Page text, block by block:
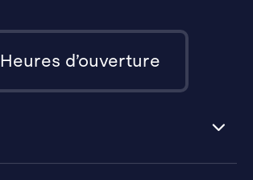
Heures d’ouverture